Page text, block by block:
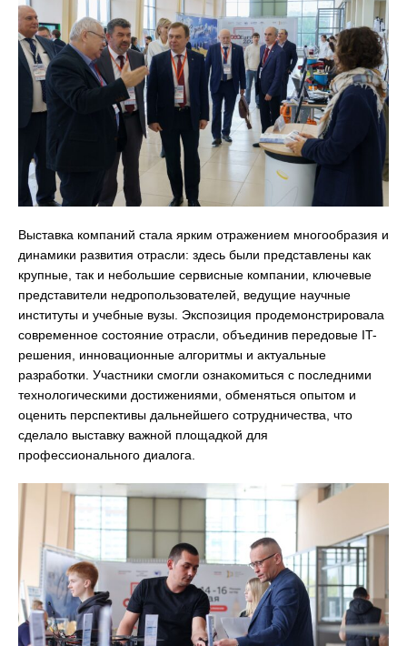
Выставка компаний стала ярким отражением многообразия и
динамики развития отрасли: здесь были представлены как
крупные, так и небольшие сервисные компании, ключевые
представители недропользователей, ведущие научные
институты и учебные вузы. Экспозиция продемонстрировала
современное состояние отрасли, объединив передовые IT-
решения, инновационные алгоритмы и актуальные
разработки. Участники смогли ознакомиться с последними
технологическими достижениями, обменяться опытом и
оценить перспективы дальнейшего сотрудничества, что
сделало выставку важной площадкой для
профессионального диалога.